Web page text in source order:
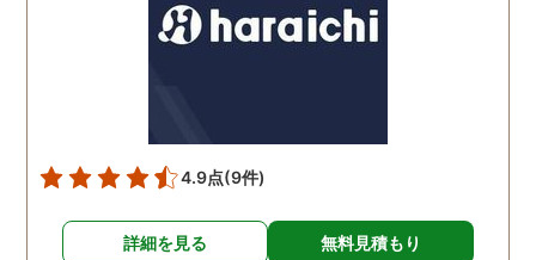
れて、実際に不貞の現場も
数回おさえることができと
らしいです。 また、さまざ
まな事情も汲んでくださ
り、私の精神的なフォロー
だけでなく、その後の弁護
して下さり応援してるか
ねと温かい言葉までかけ
お願いしたいと思ってお
ます。本当にありがとう
4.9点(9件)
詳細を見る 無料見積もり